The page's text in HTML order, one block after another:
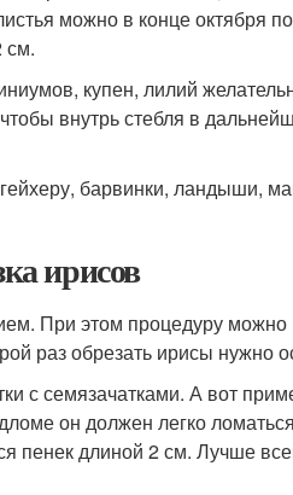
можно в конце октября
см.
купен, лилий
внутрь стебля в
барвинки, ландыши,
ирисов
При этом процедуру можно
раз обрезать ирисы нужно
с семязачатками. А вот
он должен легко
пенек длиной 2 см. Лучше